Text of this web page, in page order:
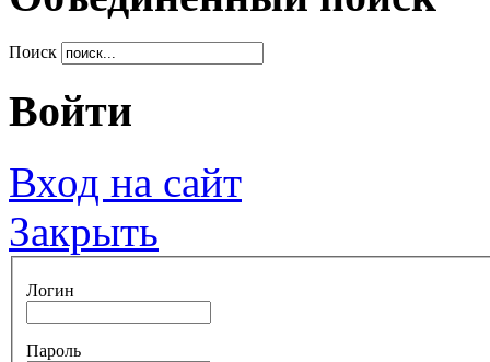
Поиск
Войти
Вход на сайт
Закрыть
Логин
Пароль